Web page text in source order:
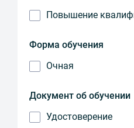
Повышение
Форма обучения
Очная
Документ об обучении
Удостоверение